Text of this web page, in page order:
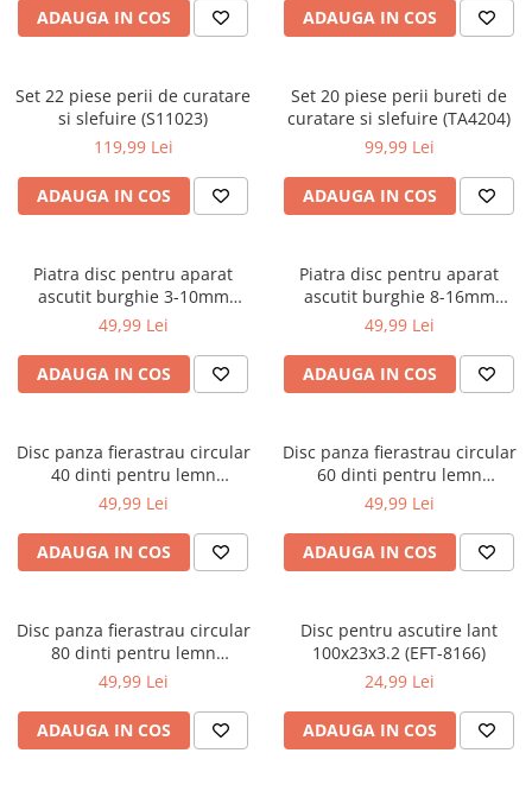
Macara electrica
Nivela Laser
Pistoale termice
Polizoare
De banc
Unghiulare/drepte
PPR lipire taiere
Prelungitoare curent
auto
Stabilizatoare curent AVR
Sudura / taiere
Aparat taiat cu plasma
Aparate sudura
Masca de sudura
Sursa lumina
UPS Sursa curent
ADAUGA IN COS ADAUGA IN COS
Set 22 piese perii de curatare
si slefuire (S11023)
119,99 Lei
ADAUGA IN COS
Set 20 piese perii bureti de
curatare si slefuire (TA4204)
99,99 Lei
ADAUGA IN COS
Piatra disc pentru aparat
ascutit burghie 3-10mm
58mm (PM-ODW-90M-58mm)
49,99 Lei
ADAUGA IN COS
Piatra disc pentru aparat
ascutit burghie 8-16mm
69mm (PM-ODW-90M-69mm)
49,99 Lei
ADAUGA IN COS
Disc panza fierastrau circular
40 dinti pentru lemn
250x30x40T (MP0251)
49,99 Lei
ADAUGA IN COS
Disc panza fierastrau circular
60 dinti pentru lemn
250x30x60T (MP0252)
49,99 Lei
ADAUGA IN COS
Disc panza fierastrau circular
80 dinti pentru lemn
250x30x80T (MP0253)
49,99 Lei
ADAUGA IN COS
Disc pentru ascutire lant
100x23x3.2 (EFT-8166)
24,99 Lei
ADAUGA IN COS